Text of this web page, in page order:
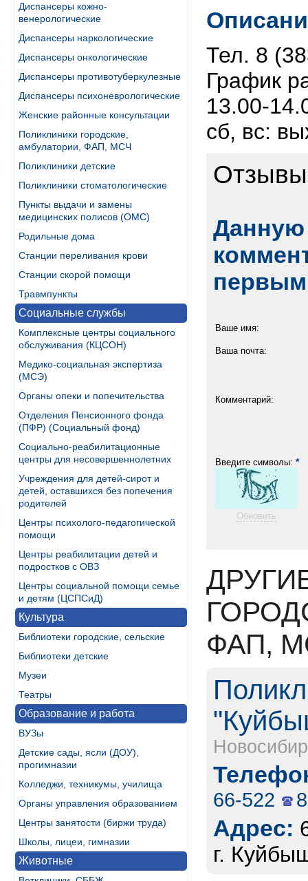
Диспансеры кожно-
венерологические
Диспансеры наркологические
Диспансеры онкологические
Диспансеры противотуберкулезные
Диспансеры психоневрологические
Женские районные консультации
Поликлиники городские,
амбулатории, ФАП, МСЧ
Поликлиники детские
Поликлиники стоматологические
Пункты выдачи и замены
медицинских полисов (ОМС)
Родильные дома
Станции переливания крови
Станции скорой помощи
Травмпункты
Социальные службы
Комплексные центры социального
обслуживания (КЦСОН)
Медико-социальная экспертиза
(МСЭ)
Органы опеки и попечительства
Отделения Пенсионного фонда
(ПФР) (Социальный фонд)
Социально-реабилитационные
центры для несовершеннолетних
Учреждения для детей-сирот и
детей, оставшихся без попечения
родителей
Центры психолого-педагогической
помощи
Центры реабилитации детей и
подростков с ОВЗ
Центры социальной помощи семье
и детям (ЦСПСиД)
Культура
Библиотеки городские, сельские
Библиотеки детские
Музеи
Театры
Образование и работа
ВУЗы
Детские сады, ясли (ДОУ),
прогимназии
Колледжи, техникумы, училища
Органы управления образованием
Центры занятости (биржи труда)
Школы, лицеи, гимназии
Животные
Тел. 8
График
13.00-
сб, вс:
Данную
Ваше имя:
Ваша почта:
Комментарий:
Введите символы: *
Обновить
ФАП,
66-522
Адрес:
г.